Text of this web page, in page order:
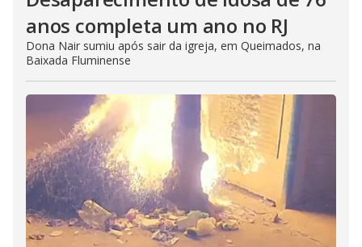
anos completa um ano no RJ
Dona Nair sumiu após sair da igreja, em Queimados, na
Baixada Fluminense